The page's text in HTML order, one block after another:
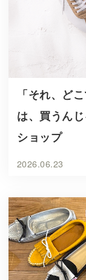
「それ、ど
は、買うん
ショップ
2026.06.23